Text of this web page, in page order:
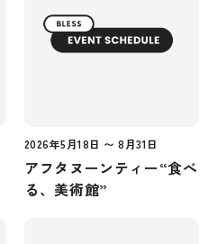
2026年5月18日 〜 8月31日
アフタヌーンティー“食べ
る、美術館”